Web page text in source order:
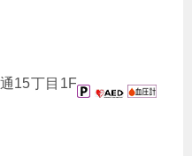
15丁目1F